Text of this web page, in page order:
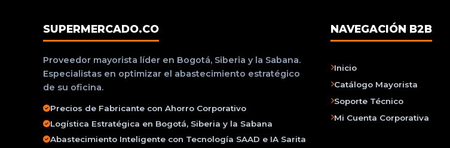
SUPERMERCADO.CO
Proveedor mayorista líder en Bogotá, Siberia y la Sabana.
Especialistas en optimizar el abastecimiento estratégico
de su oficina.
Precios de Fabricante con Ahorro Corporativo
Logística Estratégica en Bogotá, Siberia y la Sabana
Abastecimiento Inteligente con Tecnología SAAD e IA Sarita
NAVEGACIÓN B2B
Inicio
Catálogo Mayorista
Soporte Técnico
Mi Cuenta Corporativa